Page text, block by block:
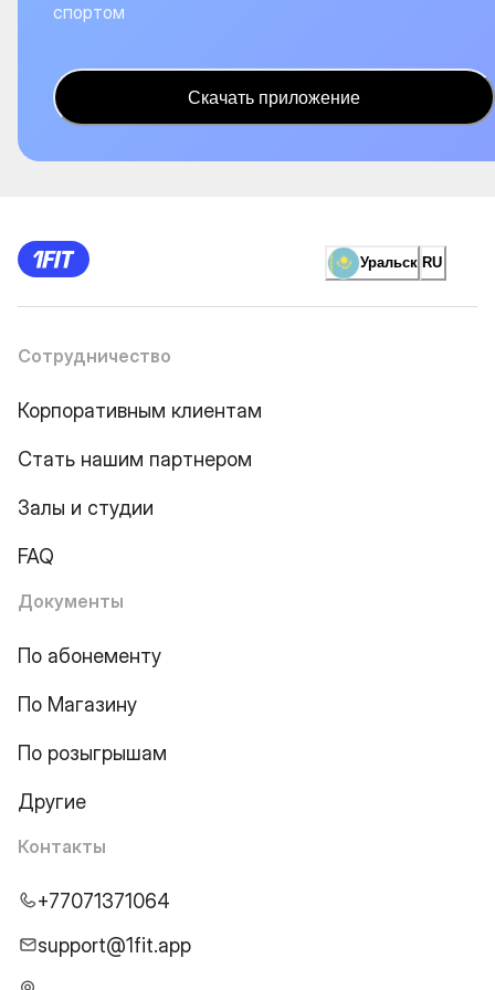
спортом
Скачать приложение
Уральск RU
Сотрудничество
Корпоративным клиентам
Стать нашим партнером
Залы и студии
FAQ
Документы
По абонементу
По Магазину
По розыгрышам
Другие
Контакты
+77071371064
support@1fit.app